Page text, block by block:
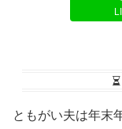
ともがい夫は年末